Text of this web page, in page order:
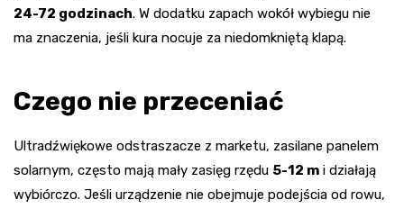
24-72 godzinach. W dodatku zapach wokół wybiegu nie
ma znaczenia, jeśli kura nocuje za niedomkniętą klapą.
Czego nie przeceniać
Ultradźwiękowe odstraszacze z marketu, zasilane panelem
solarnym, często mają mały zasięg rzędu 5-12 m i działają
wybiórczo. Jeśli urządzenie nie obejmuje podejścia od rowu,